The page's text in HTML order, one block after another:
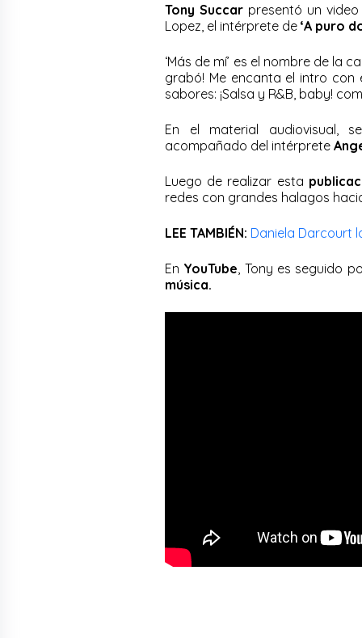
Tony Succar presentó un
Lopez, el intérprete de ‘A puro
‘Más de mí’ es el nombre de la
grabó! Me encanta el intro con
sabores: ¡Salsa y R&B, baby!
En el material audiovisual,
acompañado del intérprete
Luego de realizar esta
redes con grandes halagos
LEE TAMBIÉN: Daniela Darcourt
En YouTube , Tony es seguido
música.